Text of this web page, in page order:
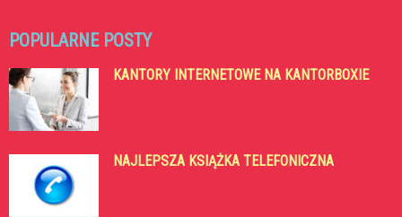
POPULARNE POSTY
KANTORY INTERNETOWE NA KANTORBOXIE
NAJLEPSZA KSIĄŻKA TELEFONICZNA